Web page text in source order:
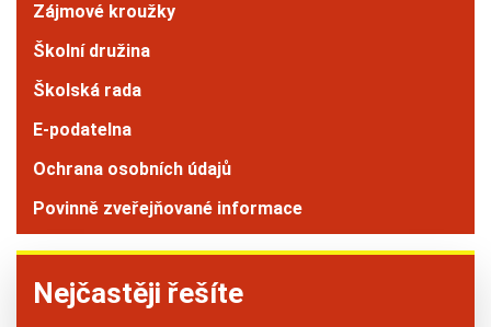
Zájmové kroužky
Školní družina
Školská rada
E-podatelna
Ochrana osobních údajů
Povinně zveřejňované informace
Nejčastěji řešíte